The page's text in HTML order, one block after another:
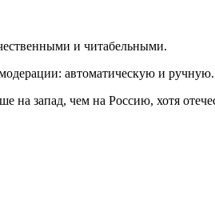
и читабельными.
автоматическую и
на запад, чем на Россию, хотя